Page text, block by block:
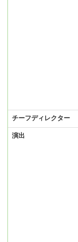
チーフディレクター
演出